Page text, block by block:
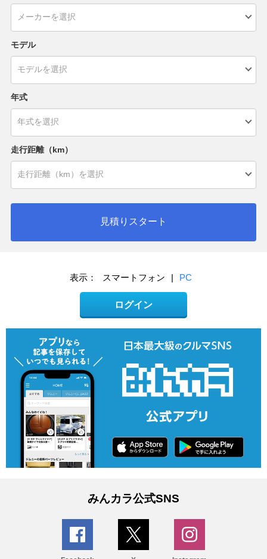
モデル
年式
走行距離（km）
見積りスタート
表示： スマートフォン | PC
ログイン
みんカラ公式SNS